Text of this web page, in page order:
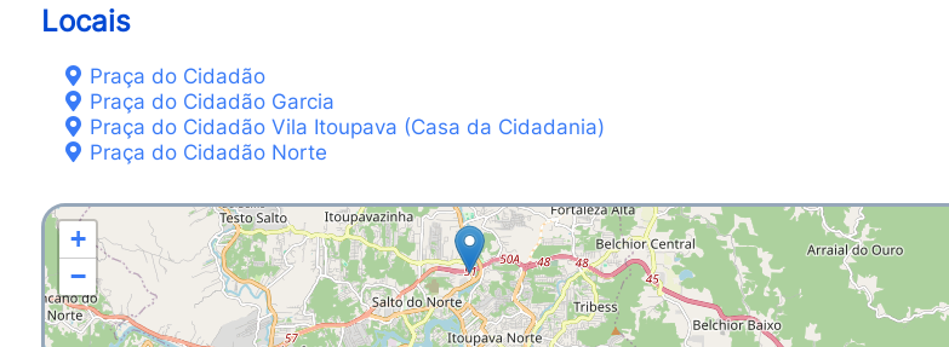
Locais
Praça do Cidadão
Praça do Cidadão Garcia
Praça do Cidadão Vila Itoupava (Casa da Cidadania)
Praça do Cidadão Norte
+
−